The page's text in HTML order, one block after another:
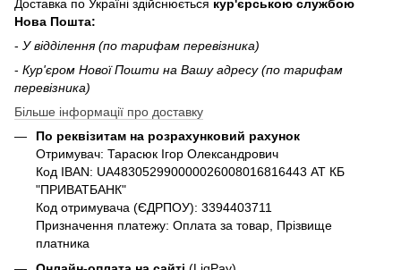
Доставка по Україні здійснюється кур'єрською службою
Нова Пошта:
- У відділення (по тарифам перевізника)
- Кур'єром Нової Пошти на Вашу адресу (по тарифам
перевізника)
Більше інформації про доставку
По реквізитам на розрахунковий рахунок
Отримувач: Тарасюк Ігор Олександрович
Код IBAN: UA483052990000026008016816443 АТ КБ
"ПРИВАТБАНК"
Код отримувача (ЄДРПОУ): 3394403711
Призначення платежу: Оплата за товар, Прізвище
платника